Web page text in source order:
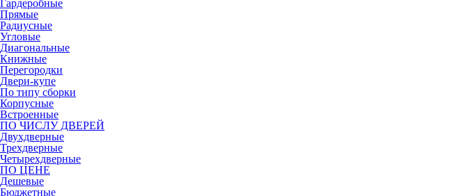
Гардеробные
Прямые
Радиусные
Угловые
Диагональные
Книжные
Перегородки
Двери-купе
По типу сборки
Корпусные
Встроенные
ПО ЧИСЛУ ДВЕРЕЙ
Двухдверные
Трехдверные
Четырехдверные
ПО ЦЕНЕ
Дешевые
Бюджетные